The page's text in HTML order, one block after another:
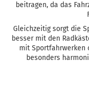
beitragen, da das
Gleichzeitig sorgt die
besser mit den
mit Sportfahrwerken
besonders